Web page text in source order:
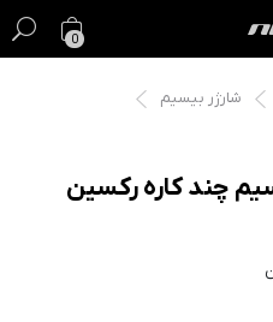
0
شارژر بیسیم
چند کاره رکسین